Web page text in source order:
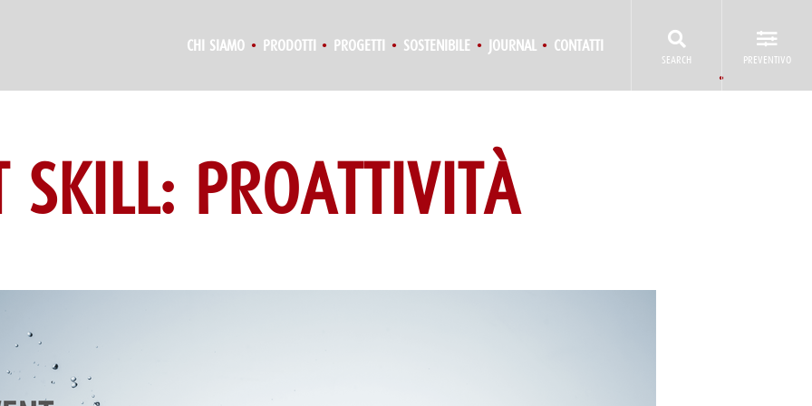
CHI SIAMO PRODOTTI PROGETTI SOSTENIBILE JOURNAL CONTATTI
SEARCH PREVENTIVO
SKILL: PROATTIVITÀ